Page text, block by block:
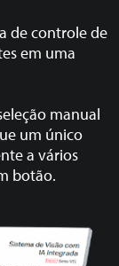
de controle de
em uma
manual
um único
a vários
botão.